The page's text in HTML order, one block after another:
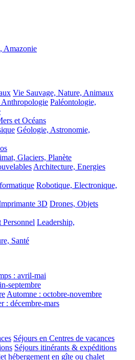
Amazonie
Vie Sauvage, Nature, Animaux
Paléontologie,
et Océans
Géologie, Astronomie,
Glaciers, Planète
Architecture, Energies
Robotique, Electronique,
3D Drones, Objets
Leadership,
Santé
: avril-mai
septembre
Automne : octobre-novembre
: décembre-mars
Séjours en Centres de vacances
Séjours itinérants & expéditions
hébergement en gîte ou chalet